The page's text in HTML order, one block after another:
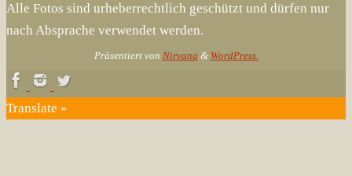
Alle Fotos sind urheberrechtlich geschützt und dürfen nur
nach Absprache verwendet werden.
Präsentiert von Nirvana & WordPress.
Translate »